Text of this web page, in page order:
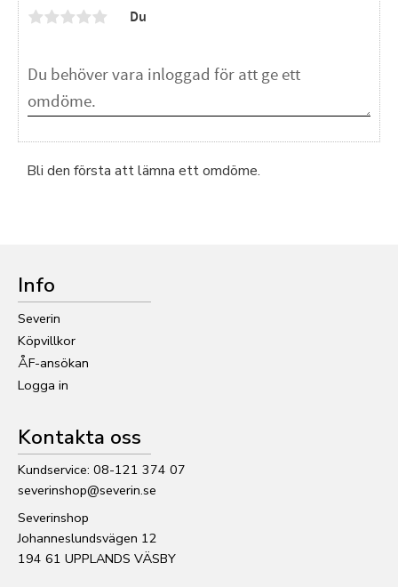
Du
Bli den första att lämna ett omdöme.
Info
Severin
Köpvillkor
ÅF-ansökan
Logga in
Kontakta oss
Kundservice: 08-121 374 07
severinshop@severin.se
Severinshop
Johanneslundsvägen 12
194 61 UPPLANDS VÄSBY